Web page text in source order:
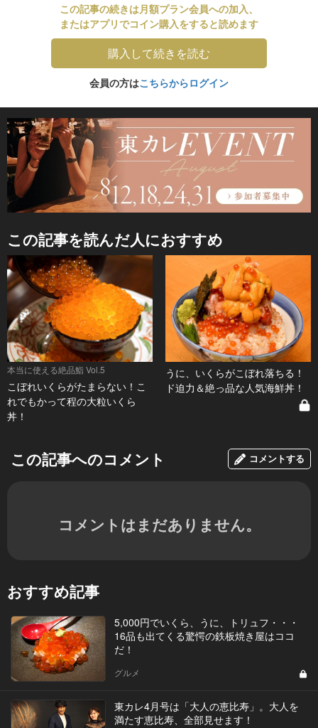
この記事の続きは月額プラン会員への加入、
またはアプリでコイン購入をすると読めます
購入して続きを読む
会員の方はこちらからログイン
この記事を読んだ人におすすめ
本当に使える絶品鮨 Vol.5
こぼれいくらがたまらない！こ
れでもかって程の大粒いくら
丼！
うに、いくらがこぼれ落ちる！
ド迫力＆絶っ品な人気海鮮丼！
この記事へのコメント コメントする
コメントはまだありません。
おすすめ記事
5,000円でいくら、うに、トリュフ・・・
16品も出てくる驚愕の鉄板焼き屋はココ
だ！
グルメ
東カレ4月号は「大人の恵比寿」。大人を
満たす恵比寿、全部見せます！